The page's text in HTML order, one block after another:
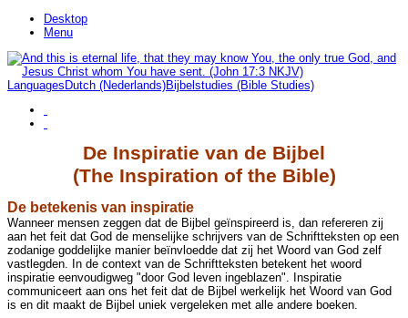
Desktop
Menu
LanguagesDutch (Nederlands)Bijbelstudies (Bible Studies)
De Inspiratie van de Bijbel
(The Inspiration of the Bible)
De betekenis van inspiratie
Wanneer mensen zeggen dat de Bijbel geïnspireerd is, dan refereren zij
aan het feit dat God de menselijke schrijvers van de Schriftteksten op een
zodanige goddelijke manier beïnvloedde dat zij het Woord van God zelf
vastlegden. In de context van de Schriftteksten betekent het woord
inspiratie eenvoudigweg "door God leven ingeblazen". Inspiratie
communiceert aan ons het feit dat de Bijbel werkelijk het Woord van God
is en dit maakt de Bijbel uniek vergeleken met alle andere boeken.